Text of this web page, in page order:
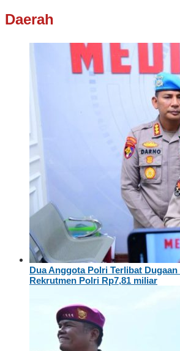
Daerah
Dua Anggota Polri Terlibat
Rekrutmen Polri Rp7,81 miliar